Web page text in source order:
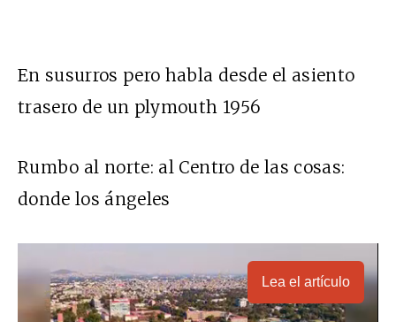
En susurros pero habla desde el asiento
trasero de un plymouth 1956
Rumbo al norte: al Centro de las cosas:
donde los ángeles
Lea el artículo